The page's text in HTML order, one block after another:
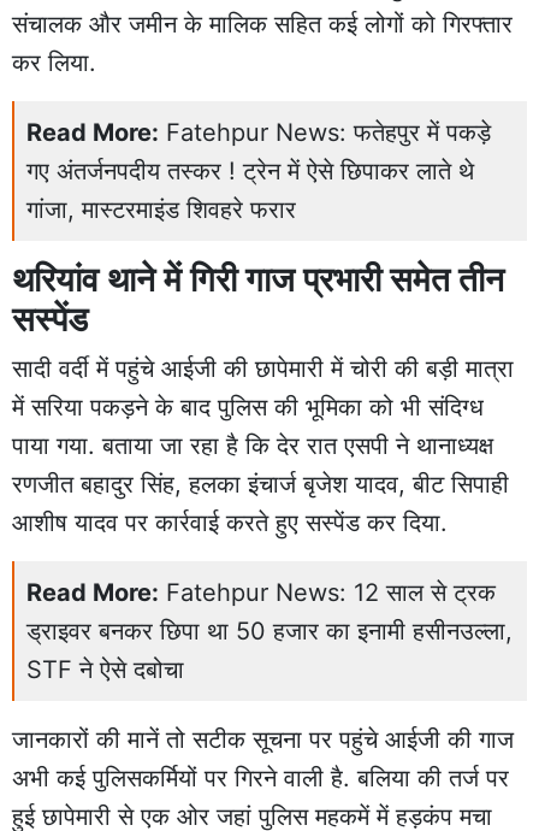
संचालक और जमीन के मालिक सहित कई लोगों को गिरफ्तार
कर लिया.
Read More: Fatehpur News: फतेहपुर में पकड़े
गए अंतर्जनपदीय तस्कर ! ट्रेन में ऐसे छिपाकर लाते थे
गांजा, मास्टरमाइंड शिवहरे फरार
थरियांव थाने में गिरी गाज प्रभारी समेत तीन
सस्पेंड
सादी वर्दी में पहुंचे आईजी की छापेमारी में चोरी की बड़ी मात्रा
में सरिया पकड़ने के बादपुलिस की भूमिका को भी संदिग्ध
पाया गया. बताया जा रहा है कि देर रात एसपी ने थानाध्यक्ष
रणजीत बहादुर सिंह, हलका इंचार्ज बृजेश यादव, बीट सिपाही
आशीष यादव पर कार्रवाई करते हुए सस्पेंड कर दिया.
Read More: Fatehpur News: 12 साल से ट्रक
ड्राइवर बनकर छिपा था 50 हजार का इनामी हसीनउल्ला,
STF ने ऐसे दबोचा
जानकारों की मानें तो सटीक सूचना पर पहुंचे आईजी की गाज
अभी कई पुलिसकर्मियों पर गिरने वाली है. बलिया की तर्ज पर
हुई छापेमारी से एक ओर जहां पुलिस महकमें में हड़कंप मचा